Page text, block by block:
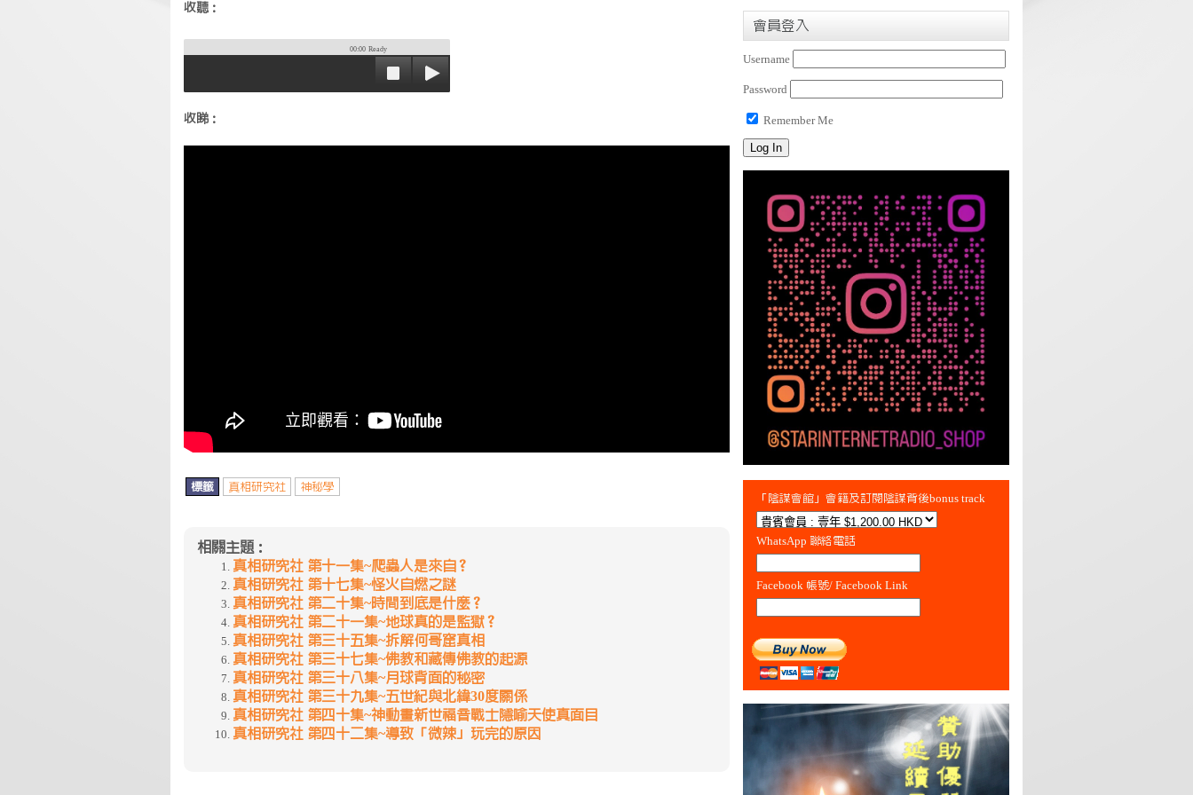
收聽：
00:00 Ready
收睇：
標籤 真相研究社 神秘學
相關主題：
真相研究社 第十一集~爬蟲人是來自？
真相研究社 第十七集~怪火自燃之謎
真相研究社 第二十集~時間到底是什麼？
真相研究社 第二十一集~地球真的是監獄？
真相研究社 第三十五集~拆解何哥窟真相
真相研究社 第三十七集~佛教和藏傳佛教的起源
真相研究社 第三十八集~月球背面的秘密
真相研究社 第三十九集~五世紀與北緯30度關係
真相研究社 第四十集~神動畫新世福音戰士隱喻天使真面目
真相研究社 第四十二集~導致「微辣」玩完的原因
會員登入
Username
Password
Remember Me
「陰謀會館」會籍及訂閱陰謀背後bonus track
WhatsApp 聯絡電話
Facebook 帳號/ Facebook Link